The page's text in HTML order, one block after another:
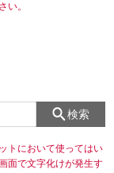
い。
検索
トにおいて使ってはい
面で文字化けが発生す